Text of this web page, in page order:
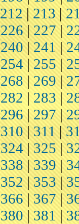
212|213|
226|227|
240|241|
254| 255|
268 |269|
282 | 283 |
296|297|
310|311|
324| 325|
338 |339 |
352|353|
366|367|
380| 381 |